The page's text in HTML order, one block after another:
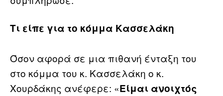
Τι είπε για το κόμμα Κασσελάκη
Όσον αφορά σε μια πιθανή ένταξη του
στο κόμμα του κ. Κασσελάκη ο κ.
Χουρδάκης ανέφερε: «Είμαι ανοιχτός